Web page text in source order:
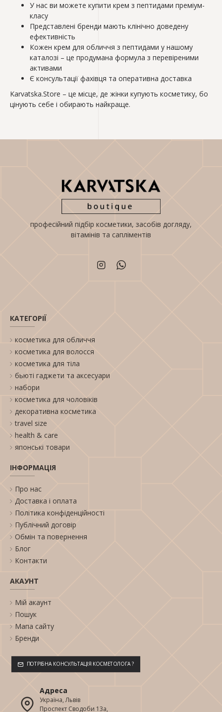
У нас ви можете купити крем з пептидами преміум-
класу
Представлені бренди мають клінічно доведену
ефективність
Кожен крем для обличчя з пептидами у нашому
каталозі – це продумана формула з перевіреними
активами
Є консультації фахівця та оперативна доставка
Karvatska.Store – це місце, де жінки купують косметику, бо
цінують себе і обирають найкраще.
професійний підбір косметики, засобів догляду,
вітамінів та сапліментів
КАТЕГОРІЇ
косметика для обличчя
косметика для волосся
косметика для тіла
бьюті гаджети та аксесуари
набори
косметика для чоловіків
декоративна косметика
travel size
health & care
японські товари
ІНФОРМАЦІЯ
Про нас
Доставка і оплата
Політика конфіденційності
Публічний договір
Обмін та повернення
Блог
Контакти
АКАУНТ
Мій акаунт
Пошук
Мапа сайту
Бренди
ПОТРІБНА КОНСУЛЬТАЦІЯ КОСМЕТОЛОГА ?
Адреса
Україна, Львів
Проспект Сводоби 13а,